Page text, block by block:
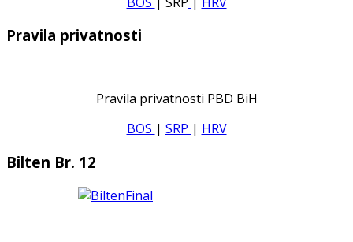
Pravila privatnosti
Pravila privatnosti PBD BiH
BOS | SRP | HRV
Bilten Br. 12